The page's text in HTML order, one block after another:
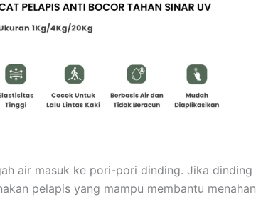
air masuk ke pori-pori dinding. Jika dinding
pelapis yang mampu membantu menahan